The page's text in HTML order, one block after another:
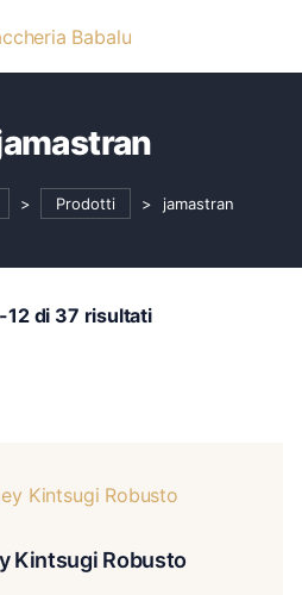
> Prodotti > jamastran
12 di 37 risultati
Kintsugi Robusto